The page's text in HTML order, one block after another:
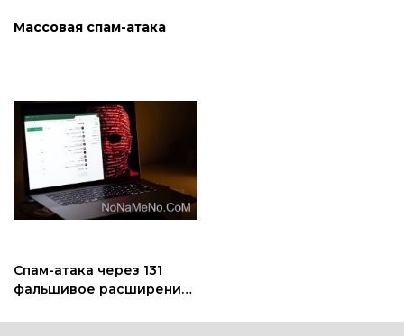
Массовая спам-атака
Спам-атака через 131
фальшивое расширение
WhatsApp Web